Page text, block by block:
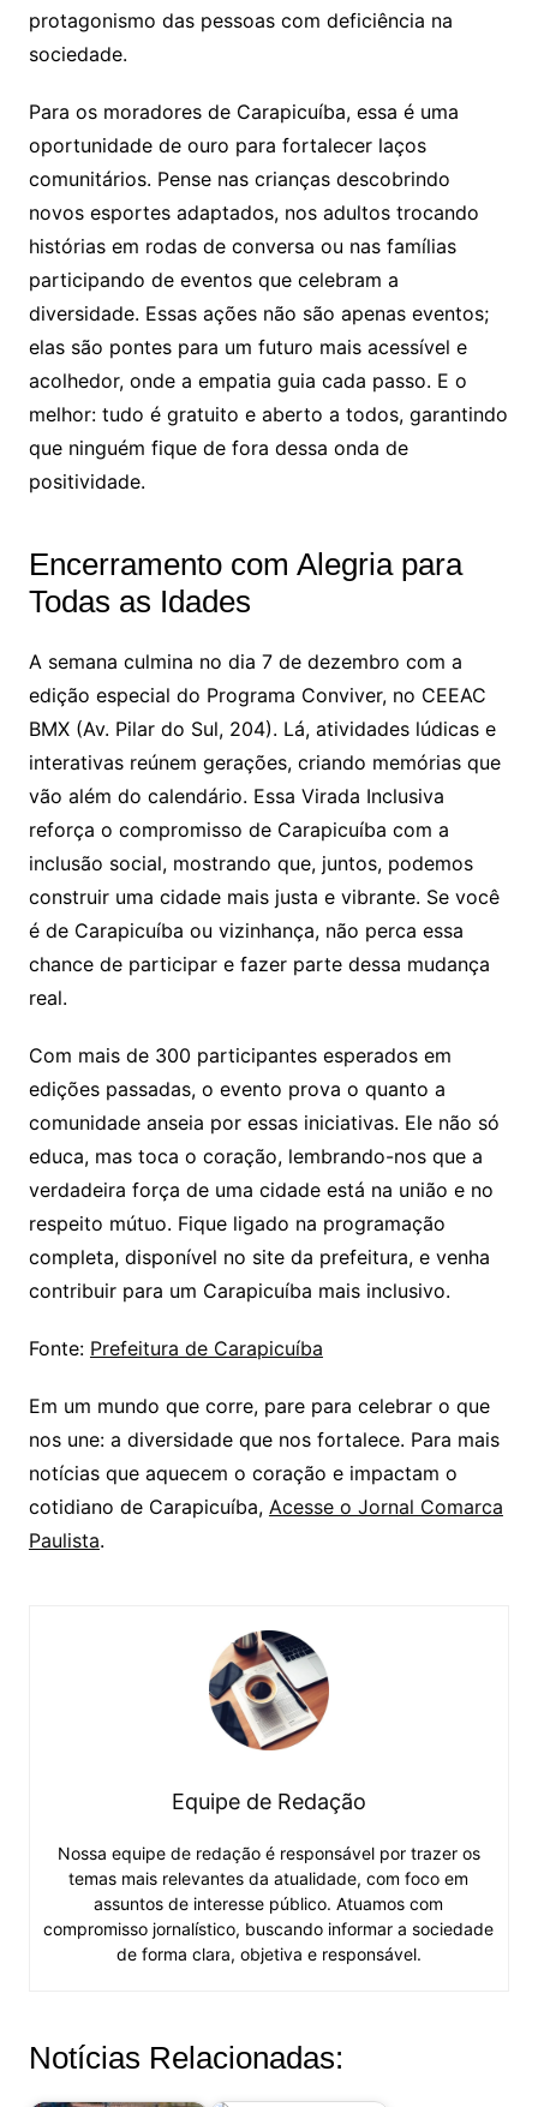
protagonismo das pessoas com deficiência na
sociedade.
Para os moradores de Carapicuíba, essa é uma
oportunidade de ouro para fortalecer laços
comunitários. Pense nas crianças descobrindo
novos esportes adaptados, nos adultos trocando
histórias em rodas de conversa ou nas famílias
participando de eventos que celebram a
diversidade. Essas ações não são apenas eventos;
elas são pontes para um futuro mais acessível e
acolhedor, onde a empatia guia cada passo. E o
melhor: tudo é gratuito e aberto a todos, garantindo
que ninguém fique de fora dessa onda de
positividade.
Encerramento com Alegria para
Todas as Idades
A semana culmina no dia 7 de dezembro com a
edição especial do Programa Conviver, no CEEAC
BMX (Av. Pilar do Sul, 204). Lá, atividades lúdicas e
interativas reúnem gerações, criando memórias que
vão além do calendário. Essa Virada Inclusiva
reforça o compromisso de Carapicuíba com a
inclusão social, mostrando que, juntos, podemos
construir uma cidade mais justa e vibrante. Se você
é de Carapicuíba ou vizinhança, não perca essa
chance de participar e fazer parte dessa mudança
real.
Com mais de 300 participantes esperados em
edições passadas, o evento prova o quanto a
comunidade anseia por essas iniciativas. Ele não só
educa, mas toca o coração, lembrando-nos que a
verdadeira força de uma cidade está na união e no
respeito mútuo. Fique ligado na programação
completa, disponível no site da prefeitura, e venha
contribuir para um Carapicuíba mais inclusivo.
Fonte: Prefeitura de Carapicuíba
Em um mundo que corre, pare para celebrar o que
nos une: a diversidade que nos fortalece. Para mais
notícias que aquecem o coração e impactam o
cotidiano de Carapicuíba, Acesse o Jornal Comarca
Paulista.
Equipe de Redação
Nossa equipe de redação é responsável por trazer os
temas mais relevantes da atualidade, com foco em
assuntos de interesse público. Atuamos com
compromisso jornalístico, buscando informar a sociedade
de forma clara, objetiva e responsável.
Notícias Relacionadas: